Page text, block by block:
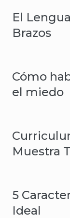
El
Brazos
Cómo
el miedo
Muestra
5
Ideal